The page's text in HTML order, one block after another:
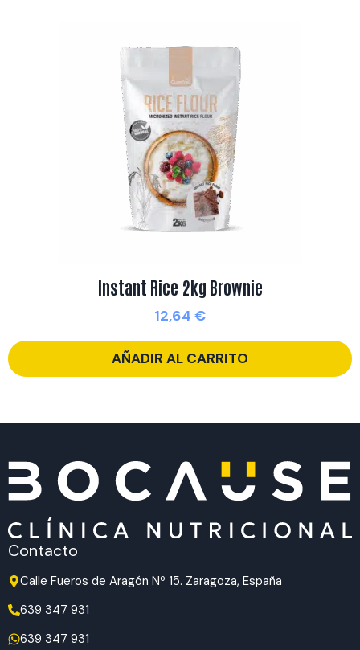
Instant Rice 2kg Brownie
12,64 €
AÑADIR AL CARRITO
Contacto
Calle Fueros de Aragón Nº 15. Zaragoza, España
639 347 931
639 347 931